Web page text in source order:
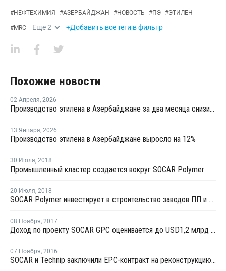
#НЕФТЕХИМИЯ #АЗЕРБАЙДЖАН #НОВОСТЬ #ПЭ #ЭТИЛЕН
#MRC Еще2 +Добавить все теги в фильтр
Похожие новости
02 Апреля, 2026
Производство этилена в Азербайджане за два месяца снизилось на 31%
13 Января, 2026
Производство этилена в Азербайджане выросло на 12%
30 Июля, 2018
Промышленный кластер создается вокруг SOCAR Polymer
20 Июля, 2018
SOCAR Polymer инвестирует в строительство заводов ПП и ПЭ около USD820 млн
08 Ноября, 2017
Доход по проекту SOCAR GPC оценивается до USD1,2 млрд ежегодно
07 Ноября, 2016
SOCAR и Technip заключили EPC-контракт на реконструкцию "Этилен-полиэтилена"